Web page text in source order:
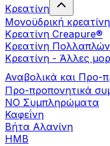
Κρεατίνη
Μονοϋδρική κρεατίνη
Κρεατίνη Creapure®
Κρεατίνη
Κρεατίνη - Άλλες
Αναβολικά και Προ-
Προ-προπονητικά
ΝΟ Συμπληρώματα
Καφεΐνη
Βήτα Αλανίνη
HMB